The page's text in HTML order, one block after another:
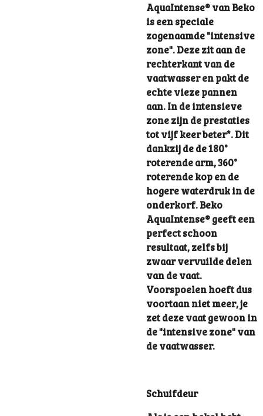
AquaIntense® van Beko
is een speciale
zogenaamde "intensive
zone". Deze zit aan de
rechterkant van de
vaatwasser en pakt de
echte vieze pannen
aan. In de intensieve
zone zijn de prestaties
tot vijf keer beter*. Dit
dankzij de de 180°
roterende arm, 360°
roterende kop en de
hogere waterdruk in de
onderkorf. Beko
AquaIntense® geeft een
perfect schoon
resultaat, zelfs bij
zwaar vervuilde delen
van de vaat.
Voorspoelen hoeft dus
voortaan niet meer, je
zet deze vaat gewoon in
de "intensive zone" van
de vaatwasser.
Schuifdeur